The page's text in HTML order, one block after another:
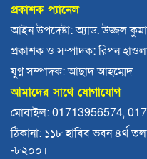
প্রকাশক প্যানেল
আইন উপদেষ্টা: অ্যাড. উজ্জল
প্রকাশক ও সম্পাদক: রিপন
যুগ্ন সম্পাদক: আছাদ আহম্মেদ
আমাদের সাথে যোগাযোগ
মোবাইল: 01713956574,
ঠিকানা: ১১৮ হাবিব ভবন ৪র্থ
-৮২০০।